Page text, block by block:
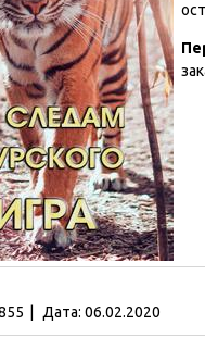
Дата: 06.02.2020